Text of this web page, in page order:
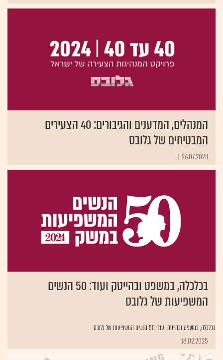
המנהלים, המדענים והגיבורים: 40 הצעירים
המבטיחים של גלובס
26.07.2023
בכלכלה, במשפט ובהייטק ועוד: 50 הנשים
המשפיעות של גלובס
בכלכלה, במשפט ובהייטק ועוד: 50 הנשים המשפיעות של גלובס
18.02.2025